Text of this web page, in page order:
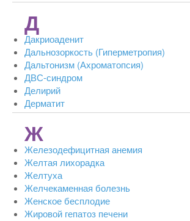
Д
Дакриоаденит
Дальнозоркость (Гиперметропия)
Дальтонизм (Ахроматопсия)
ДВС-синдром
Делирий
Дерматит
Ж
Железодефицитная анемия
Желтая лихорадка
Желтуха
Желчекаменная болезнь
Женское бесплодие
Жировой гепатоз печени